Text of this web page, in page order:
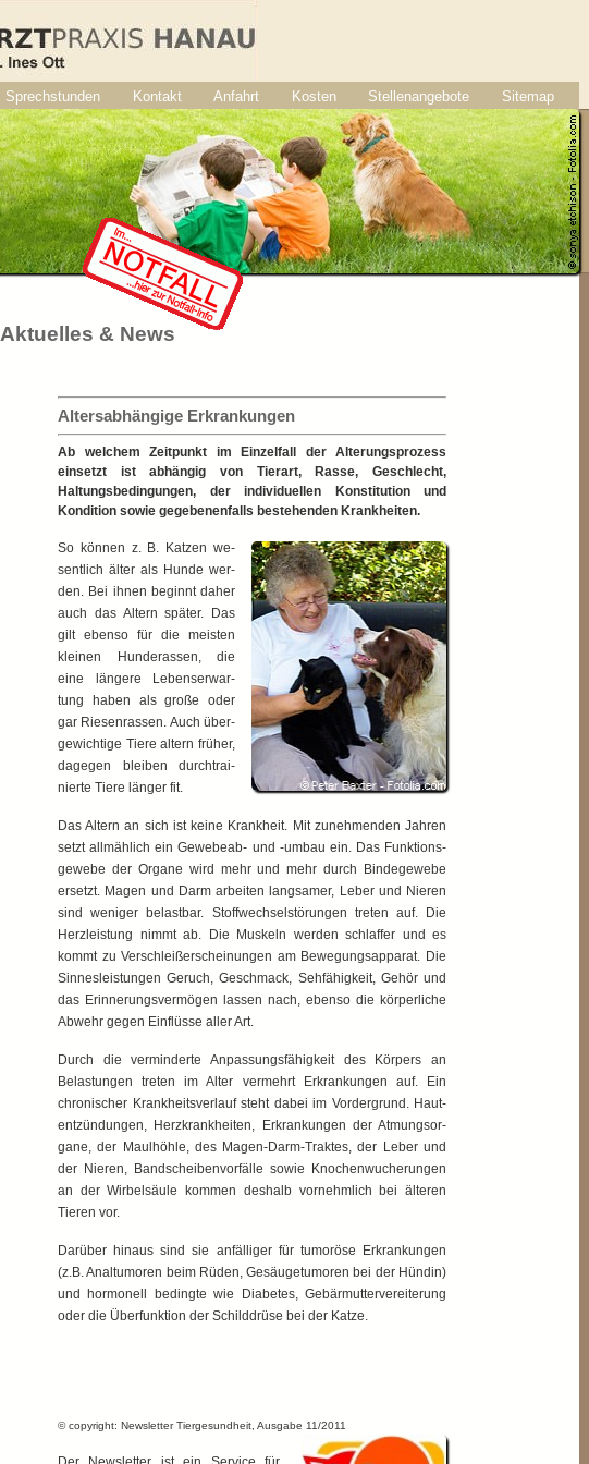
Sprechstunden Kontakt Anfahrt Kosten Stellenangebote Sitemap
Auswahl-Menü
Aktuelles & News
Altersabhängige Erkrankungen
Ab welchem Zeitpunkt im Einzelfall der Alterungsprozess
einsetzt ist abhängig von Tierart, Rasse, Geschlecht,
Haltungsbedingungen, der individuellen Konstitution und
Kondition sowie gegebenenfalls bestehenden Krankheiten.
So können z. B. Katzen we­
sent­lich älter als Hunde wer­
den. Bei ihnen beginnt da­her
auch das Altern spä­ter. Das
gilt ebenso für die meis­ten
kleinen Hun­de­ras­sen, die
eine längere Le­bens­er­war­
tung ha­ben als große oder
gar Rie­sen­ras­sen. Auch über­
ge­wich­ti­ge Tiere altern früher,
dagegen bleiben durch­trai­
nier­te Tiere länger fit.
Das Altern an sich ist keine Krankheit. Mit zunehmenden Jahren
setzt allmählich ein Gewebeab- und -umbau ein. Das Funk­tions­
ge­we­be der Organe wird mehr und mehr durch Bin­de­gewebe
ersetzt. Magen und Darm arbeiten langsamer, Leber und Nieren
sind weniger belastbar. Stoffwechselstörungen treten auf. Die
Herzleistung nimmt ab. Die Muskeln werden schlaffer und es
kommt zu Verschleißerscheinungen am Be­we­gungs­apparat. Die
Sinnesleistungen Geruch, Geschmack, Sehfähigkeit, Gehör und
das Erinnerungsvermögen lassen nach, ebenso die körperliche
Abwehr gegen Einflüsse aller Art.
Durch die verminderte Anpassungsfähigkeit des Körpers an
Belastungen treten im Alter vermehrt Erkrankungen auf. Ein
chronischer Krankheitsverlauf steht dabei im Vordergrund. Haut­
entzündungen, Herzkrankheiten, Erkrankungen der At­mungs­or­
gane, der Maulhöhle, des Magen-Darm-Traktes, der Leber und
der Nieren, Bandscheibenvorfälle sowie Knoch­en­wu­cher­ung­en
an der Wirbelsäule kommen deshalb vornehmlich bei älteren
Tieren vor.
Darüber hinaus sind sie anfälliger für tumoröse Erkrankungen
(z.B. Analtumoren beim Rüden, Gesäugetumoren bei der Hündin)
und hormonell bedingte wie Diabetes, Gebärmuttervereiterung
oder die Überfunktion der Schilddrüse bei der Katze.
© copyright: Newsletter Tiergesundheit, Ausgabe 11/2011